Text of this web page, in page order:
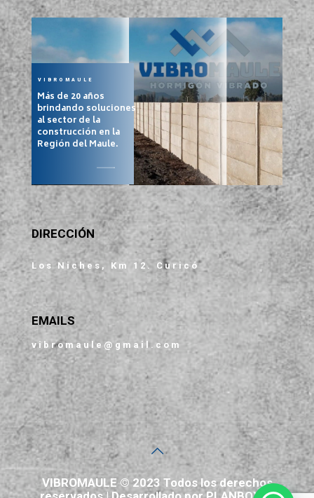
VIBROMAULE
Más de 20 años
brindando soluciones
al sector de la
construcción en la
Región del Maule.
DIRECCIÓN
Los Niches, Km 12. Curicó
EMAILS
vibromaule@gmail.com
VIBROMAULE © 2023 Todos los derechos